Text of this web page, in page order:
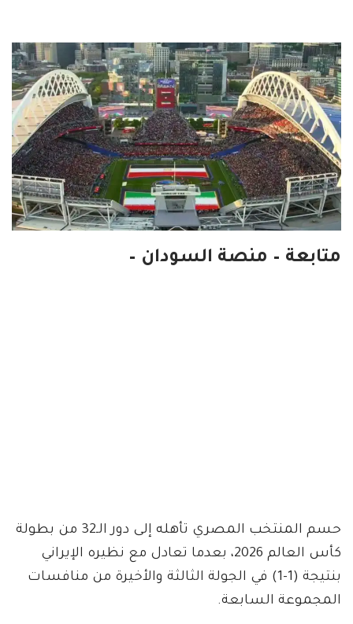
متابعة – منصة السودان –
حسم المنتخب المصري تأهله إلى دور الـ32 من بطولة
كأس العالم 2026، بعدما تعادل مع نظيره الإيراني
بنتيجة (1-1) في الجولة الثالثة والأخيرة من منافسات
المجموعة السابعة.